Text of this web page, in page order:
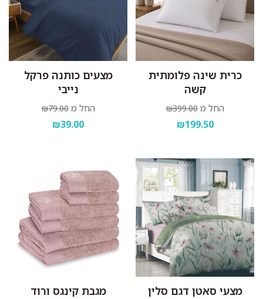
כרית שינה פלומתית
קשה
החל מ ₪399.00
₪199.50
מצעים כותנה פרקל
נייבי
החל מ ₪79.00
₪39.00
מצעי סאטן דגם סלין מגבת קינגס ורוד